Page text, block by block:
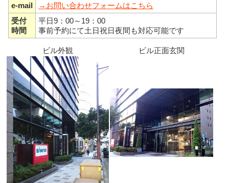
e-mail
→お問い合わせフォームはこちら
受付
時間
平日9：00～19：00
事前予約にて土日祝日夜間も対応可能です
ビル外観 ビル正面玄関